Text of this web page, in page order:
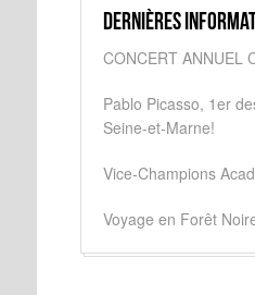
Dernières
CONCERT ANNUEL
Pablo Picasso, 1er
Seine-et-Marne!
Vice-Champions
Voyage en Forêt